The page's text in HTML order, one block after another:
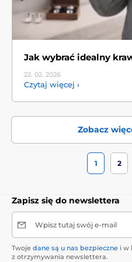
Jak wybrać idealny
22. 02. 2026
Czytaj więcej ›
Zobacz
1 2
Zapisz się do newslettera
Wpisz tutaj swój e-mail
Twoje dane są u nas bezpieczne i w
z otrzymywania newslettera.